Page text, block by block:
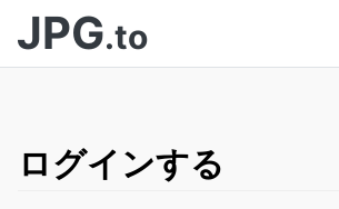
JPG.to
ログインする